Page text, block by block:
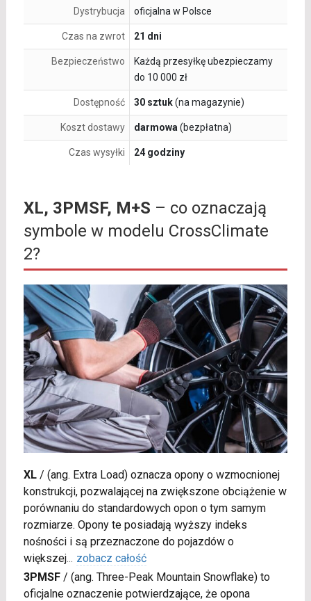
Dystrybucja oficjalna w Polsce
Czas na zwrot 21 dni
Bezpieczeństwo
Każdą przesyłkę ubezpieczamy
do 10 000 zł
Dostępność 30 sztuk(na magazynie)
Koszt dostawy darmowa (bezpłatna)
Czas wysyłki 24 godziny
XL, 3PMSF, M+S – co oznaczają
symbole w modelu CrossClimate
2?
XL/ (ang. Extra Load) oznacza opony o wzmocnionej
konstrukcji, pozwalającej na zwiększone obciążenie w
porównaniu do standardowych opon o tym samym
rozmiarze. Opony te posiadają wyższy indeks
nośności i są przeznaczone do pojazdów o
większej... zobacz całość
3PMSF/ (ang. Three-Peak Mountain Snowflake) to
oficjalne oznaczenie potwierdzające, że opona